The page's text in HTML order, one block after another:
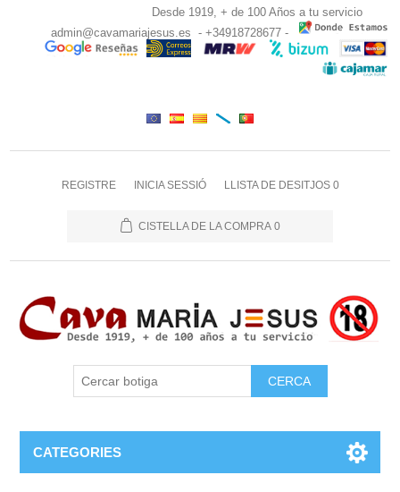
Desde 1919, + de 100 Años a tu servicio
admin@cavamariajesus.es
- +34918728677 -
REGISTRE INICIA SESSIÓ LLISTA DE DESITJOS 0
CISTELLA DE LA COMPRA 0
CATEGORIES